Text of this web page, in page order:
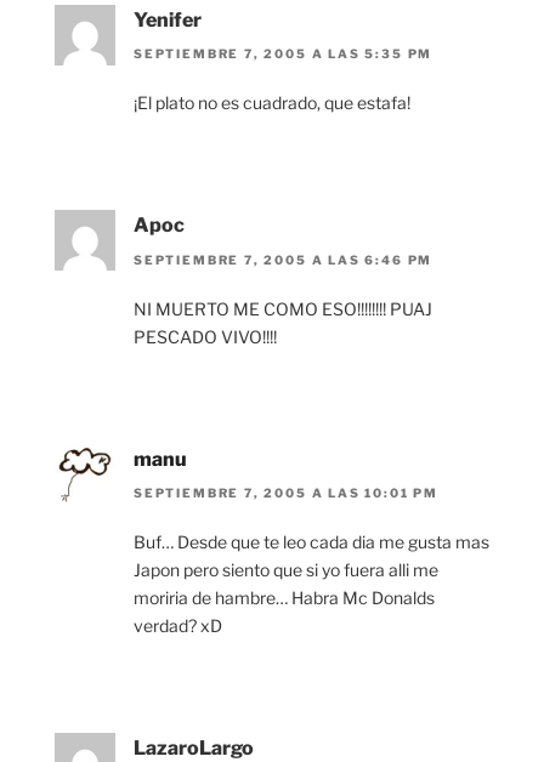
Yenifer
SEPTIEMBRE 7, 2005 A LAS 5:35 PM
¡El plato no es cuadrado, que estafa!
Apoc
SEPTIEMBRE 7, 2005 A LAS 6:46 PM
NI MUERTO ME COMO ESO!!!!!!!! PUAJ
PESCADO VIVO!!!!
manu
SEPTIEMBRE 7, 2005 A LAS 10:01 PM
Buf… Desde que te leo cada dia me gusta mas
Japon pero siento que si yo fuera alli me
moriria de hambre… Habra Mc Donalds
verdad? xD
LazaroLargo